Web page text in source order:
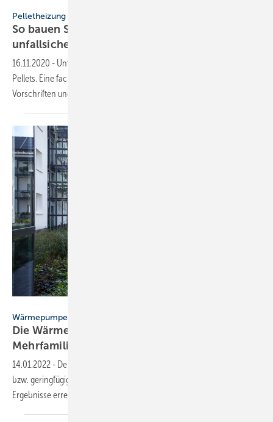
Pelletheizung
So bauen Sie Pelletlager fachgerecht und
unfallsicher
16.11.2020 - Unfälle mit Lagern zeigen das Gefahrenpotenzial von
Pellets. Eine fachgerechte Installation begrenzt das Risiko.
Vorschriften und Tipps gibts im
Wärmepumpen im Bestand – SBZ-Serie, Teil 5
Die Wärmepumpe im unsanierten Ein- und
Mehrfamilienhaus
14.01.2022 - Der Beitrag zeigt an zwei Beispielen, wie Häuser, die nicht
bzw. geringfügig saniert wurden, mit Wärmepumpen trotzdem gute
Ergebnisseerreichen.